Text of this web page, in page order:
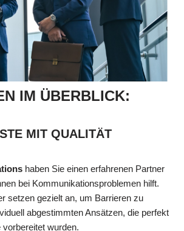
IM ÜBERBLICK:
MIT QUALITÄT
haben Sie einen erfahrenen Partner
bei Kommunikationsproblemen hilft.
setzen gezielt an, um Barrieren zu
abgestimmten Ansätzen, die perfekt
wurden.